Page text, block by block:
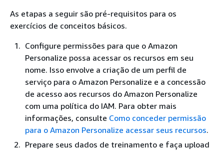
As etapas a seguir são pré-requisitos para os
exercícios de conceitos básicos.
Configure permissões para que o Amazon
Personalize possa acessar os recursos em seu
nome. Isso envolve a criação de um perfil de
serviço para o Amazon Personalize e a concessão
de acesso aos recursos do Amazon Personalize
com uma política do IAM. Para obter mais
informações, consulte Como conceder permissão
para o Amazon Personalize acessar seus recursos.
Prepare seus dados de treinamento e faça upload